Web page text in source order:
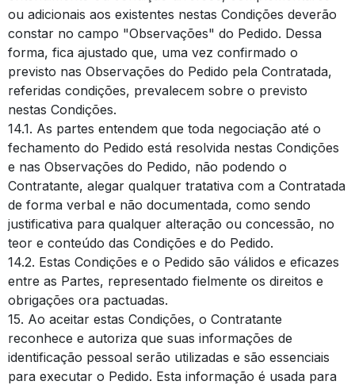
ou adicionais aos existentes nestas Condições deverão
constar no campo "Observações" do Pedido. Dessa
forma, fica ajustado que, uma vez confirmado o
previsto nas Observações do Pedido pela Contratada,
referidas condições, prevalecem sobre o previsto
nestas Condições.
14.1. As partes entendem que toda negociação até o
fechamento do Pedido está resolvida nestas Condições
e nas Observações do Pedido, não podendo o
Contratante, alegar qualquer tratativa com a Contratada
de forma verbal e não documentada, como sendo
justificativa para qualquer alteração ou concessão, no
teor e conteúdo das Condições e do Pedido.
14.2. Estas Condições e o Pedido são válidos e eficazes
entre as Partes, representado fielmente os direitos e
obrigações ora pactuadas.
15. Ao aceitar estas Condições, o Contratante
reconhece e autoriza que suas informações de
identificação pessoal serão utilizadas e são essenciais
para executar o Pedido. Esta informação é usada para